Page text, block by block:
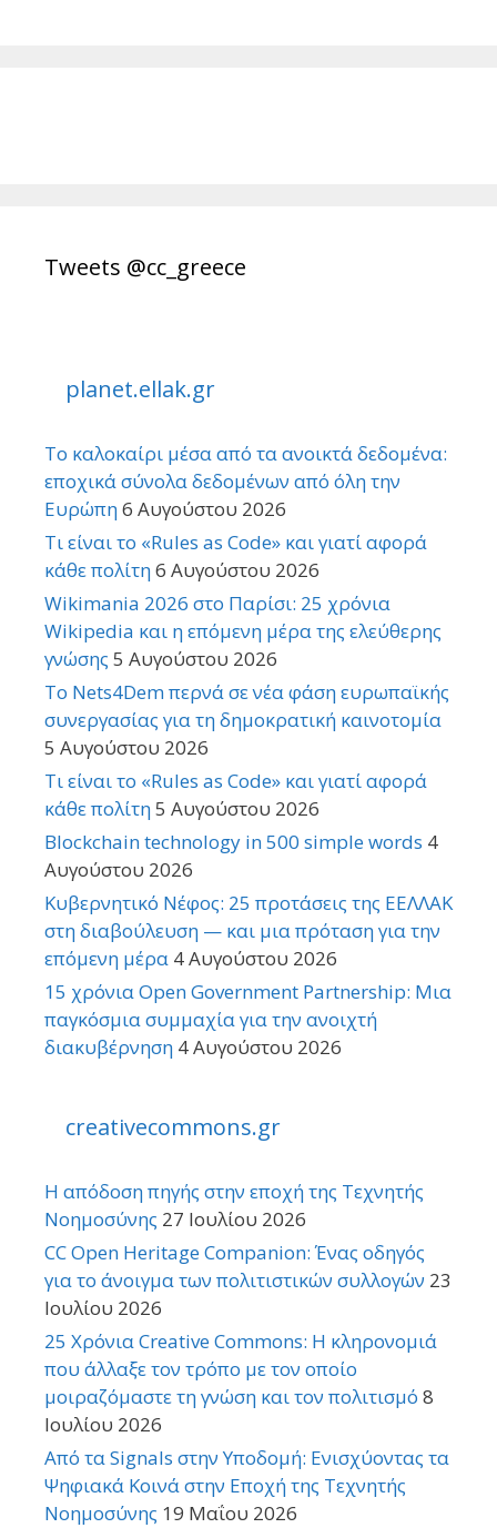
Tweets @cc_greece
planet.ellak.gr
Το καλοκαίρι μέσα από τα ανοικτά δεδομένα:
εποχικά σύνολα δεδομένων από όλη την
Ευρώπη6 Αυγούστου 2026
Τι είναι το «Rules as Code» και γιατί αφορά
κάθε πολίτη6 Αυγούστου 2026
Wikimania 2026 στο Παρίσι: 25 χρόνια
Wikipedia και η επόμενη μέρα της ελεύθερης
γνώσης 5 Αυγούστου 2026
Το Nets4Dem περνά σε νέα φάση ευρωπαϊκής
συνεργασίας για τη δημοκρατική καινοτομία
5 Αυγούστου 2026
Τι είναι το «Rules as Code» και γιατί αφορά
κάθε πολίτη5 Αυγούστου 2026
Blockchain technology in 500 simple words 4
Αυγούστου 2026
Κυβερνητικό Νέφος: 25 προτάσεις της ΕΕΛΛΑΚ
στη διαβούλευση — και μια πρόταση για την
επόμενη μέρα 4 Αυγούστου 2026
15 χρόνια Open Government Partnership: Μια
παγκόσμια συμμαχία για την ανοιχτή
διακυβέρνηση 4 Αυγούστου 2026
creativecommons.gr
Η απόδοση πηγής στην εποχή της Τεχνητής
Νοημοσύνης 27 Ιουλίου 2026
CC Open Heritage Companion: Ένας οδηγός
για το άνοιγμα των πολιτιστικών συλλογών 23
Ιουλίου 2026
25 Χρόνια Creative Commons: Η κληρονομιά
που άλλαξε τον τρόπο με τον οποίο
μοιραζόμαστε τη γνώση και τον πολιτισμό 8
Ιουλίου 2026
Από τα Signals στην Υποδομή: Ενισχύοντας τα
Ψηφιακά Κοινά στην Εποχή της Τεχνητής
Νοημοσύνης 19 Μαΐου 2026